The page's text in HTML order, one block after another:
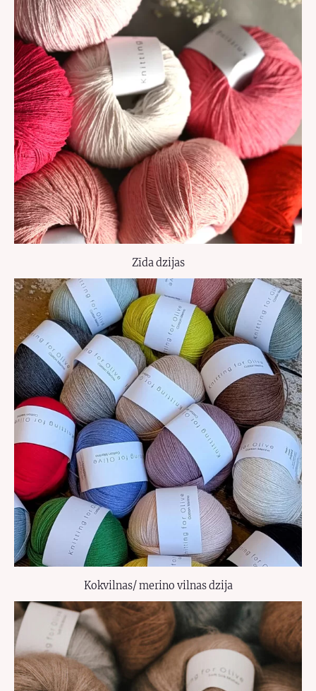
Zīda dzijas
Kokvilnas/ merino vilnas dzija